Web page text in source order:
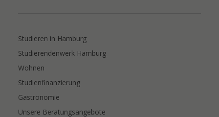
Studieren in Hamburg
Studierendenwerk Hamburg
Wohnen
Studienfinanzierung
Gastronomie
Unsere Beratungsangebote